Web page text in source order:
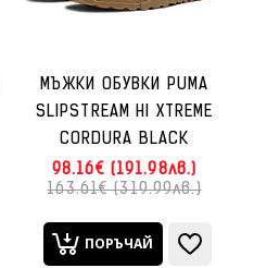
МЪЖКИ ОБУВКИ PUMA
SLIPSTREAM HI XTREME
CORDURA BLACK
98.16€ (191.98лв.)
163.61€ (319.99лв.)
ПОРЪЧАЙ